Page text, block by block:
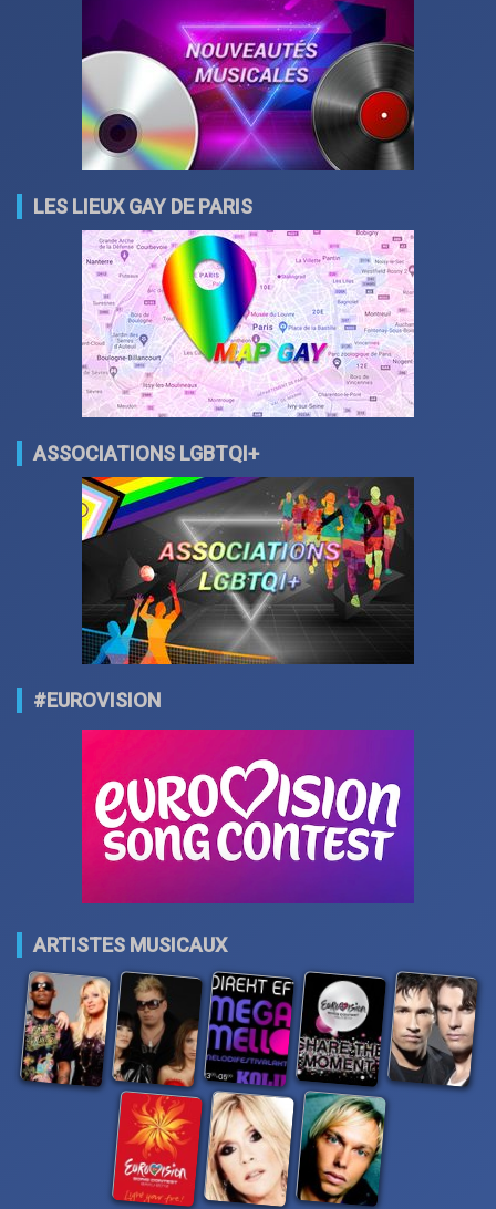
LES LIEUX GAY DE PARIS
ASSOCIATIONS LGBTQI+
#EUROVISION
ARTISTES MUSICAUX